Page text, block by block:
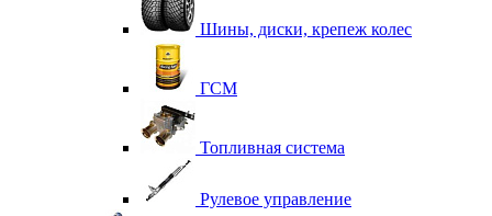
Шины, диски, крепеж колес
ГСМ
Топливная система
Рулевое управление